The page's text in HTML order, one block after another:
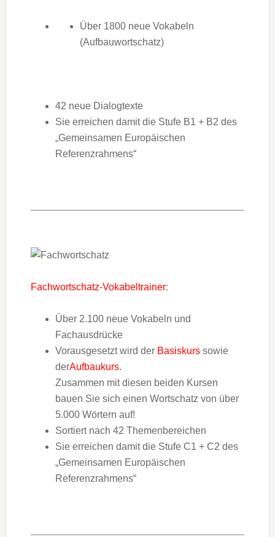
Über 1800 neue Vokabeln
(Aufbauwortschatz)
42 neue Dialogtexte
Sie erreichen damit die Stufe B1 + B2 des
„Gemeinsamen Europäischen
Referenzrahmens“
Fachwortschatz-Vokabeltrainer:
Über 2.100 neue Vokabeln und
Fachausdrücke
Vorausgesetzt wird der Basiskurssowie
derAufbaukurs.
Zusammen mit diesen beiden Kursen
bauen Sie sich einen Wortschatz von über
5.000 Wörtern auf!
Sortiert nach 42 Themenbereichen
Sie erreichen damit die Stufe C1 + C2 des
„Gemeinsamen Europäischen
Referenzrahmens“